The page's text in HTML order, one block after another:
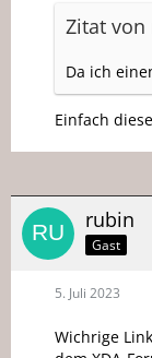
Zitat von
Da ich
Einfach
rubin
Gast
5. Juli 2023
Wichrige